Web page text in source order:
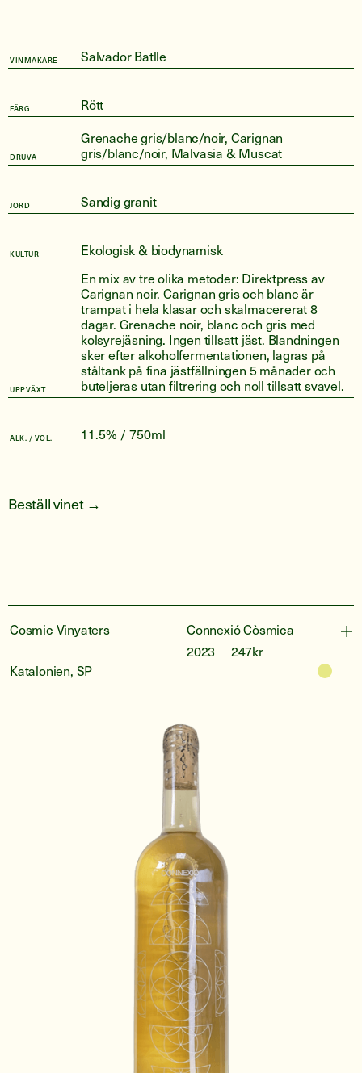
VINMAKARE Salvador Batlle
FÄRG Rött
DRUVA
Grenache gris/blanc/noir, Carignan
gris/blanc/noir, Malvasia & Muscat
JORD Sandig granit
KULTUR Ekologisk & biodynamisk
UPPVÄXT
En mix av tre olika metoder: Direktpress av
Carignan noir. Carignan gris och blanc är
trampat i hela klasar och skalmacererat 8
dagar. Grenache noir, blanc och gris med
kolsyrejäsning. Ingen tillsatt jäst. Blandningen
sker efter alkoholfermentationen, lagras på
ståltank på fina jästfällningen 5 månader och
buteljeras utan filtrering och noll tillsatt svavel.
ALK. / VOL. 11.5% / 750ml
Beställ vinet →
Cosmic Vinyaters
Connexió Còsmica
247kr
2023
Katalonien, SP